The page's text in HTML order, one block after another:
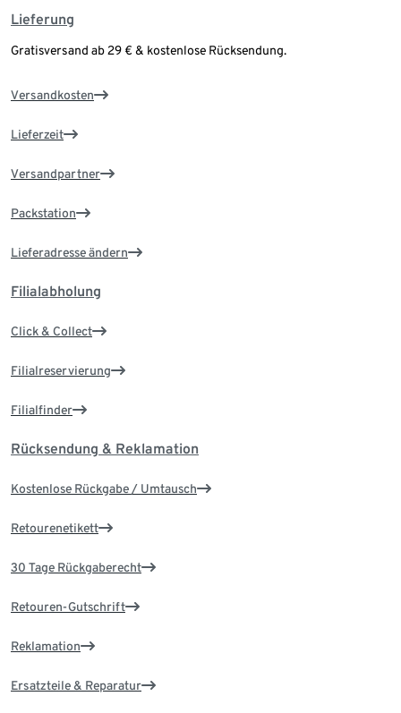
Lieferung
Gratisversand ab 29 € & kostenlose Rücksendung.
Versandkosten
Lieferzeit
Versandpartner
Packstation
Lieferadresse ändern
Filialabholung
Click & Collect
Filialreservierung
Filialfinder
Rücksendung & Reklamation
Kostenlose Rückgabe / Umtausch
Retourenetikett
30 Tage Rückgaberecht
Retouren-Gutschrift
Reklamation
Ersatzteile & Reparatur